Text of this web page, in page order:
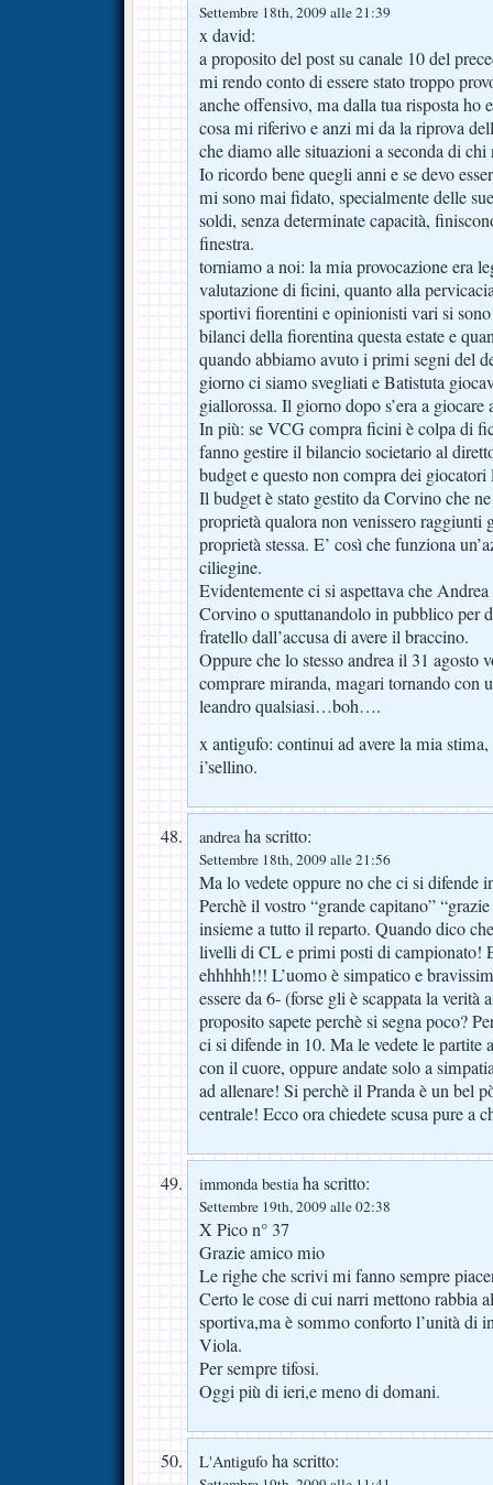
Settembre 18th, 2009 alle 21:39
x david:
a proposito del post su canale 10 del
mi rendo conto di essere stato troppo
anche offensivo, ma dalla tua risposta ho
cosa mi riferivo e anzi mi da la riprova
che diamo alle situazioni a seconda di chi
Io ricordo bene quegli anni e se devo
mi sono mai fidato, specialmente delle
soldi, senza determinate capacità,
finestra.
torniamo a noi: la mia provocazione era
valutazione di ficini, quanto alla
sportivi fiorentini e opinionisti vari si
bilanci della fiorentina questa estate e
quando abbiamo avuto i primi segni del
giorno ci siamo svegliati e Batistuta
giallorossa. Il giorno dopo s’era a
In più: se VCG compra ficini è colpa di
fanno gestire il bilancio societario al
budget e questo non compra dei
Il budget è stato gestito da Corvino che
proprietà qualora non venissero
proprietà stessa. E’ così che funziona
ciliegine.
Evidentemente ci si aspettava che
Corvino o sputtanandolo in pubblico per
fratello dall’accusa di avere il braccino.
Oppure che lo stesso andrea il 31 agosto
comprare miranda, magari tornando con
leandro qualsiasi…boh….
x antigufo: continui ad avere la mia stima,
i’sellino.
andreaha scritto:
Settembre 18th, 2009 alle 21:56
Ma lo vedete oppure no che ci si difende
Perchè il vostro “grande capitano”
insieme a tutto il reparto. Quando dico
livelli di CL e primi posti di campionato!
ehhhhh!!! L’uomo è simpatico e
essere da 6- (forse gli è scappata la verità
proposito sapete perchè si segna poco?
ci si difende in 10. Ma le vedete le partite
con il cuore, oppure andate solo a
ad allenare! Si perchè il Pranda è un bel
centrale! Ecco ora chiedete scusa pure a
immonda bestiaha scritto:
Settembre 19th, 2009 alle 02:38
X Pico n° 37
Grazie amico mio
Le righe che scrivi mi fanno sempre
Certo le cose di cui narri mettono rabbia
sportiva,ma è sommo conforto l’unità di
Viola.
Per sempre tifosi.
Oggi più di ieri,e meno di domani.
L'Antigufo ha scritto: